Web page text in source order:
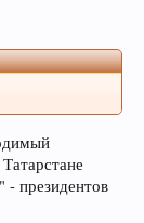
помочь
- все
кроме
- президентов